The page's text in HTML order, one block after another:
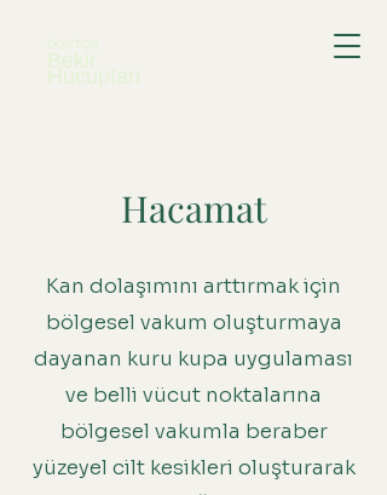
DOKTOR
Bekir
Hucuptan
Hacamat
Kan dolaşımını arttırmak için
bölgesel vakum oluşturmaya
dayanan kuru kupa uygulaması
ve belli vücut noktalarına
bölgesel vakumla beraber
yüzeyel cilt kesikleri oluşturarak